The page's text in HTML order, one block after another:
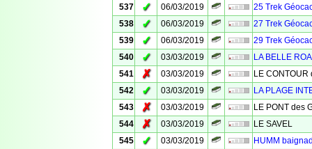
537
✓ 06/03/2019
25 Trek
538
✓ 06/03/2019
27 Trek
539
✓ 06/03/2019
29 Trek
540
✓ 03/03/2019
LA BELLE
541
✗ 03/03/2019
LE
542
✓ 03/03/2019
LA PLAGE
543
✗ 03/03/2019
LE PONT des
544
✗ 03/03/2019
LE SAVEL
545
✓ 03/03/2019
HUMM